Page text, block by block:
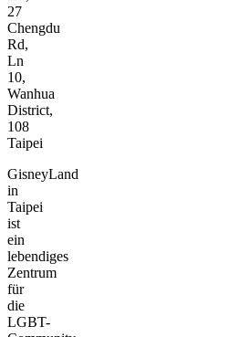
27
Chengdu
Rd,
Ln
10,
Wanhua
District,
108
Taipei
GisneyLand
in
Taipei
ist
ein
lebendiges
Zentrum
für
die
LGBT-